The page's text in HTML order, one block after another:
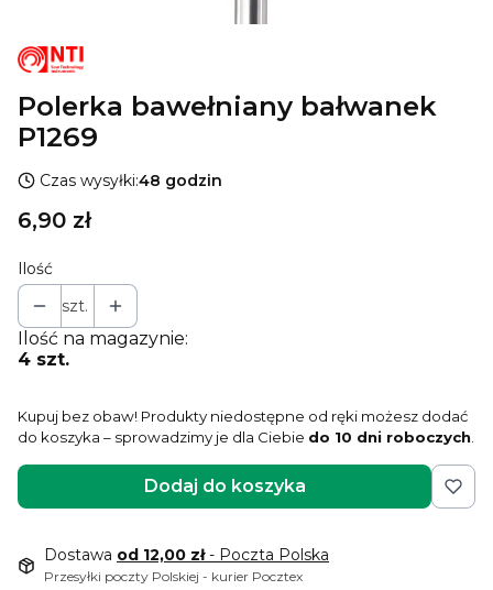
Polerka bawełniany bałwanek
P1269
Czas wysyłki:48 godzin
Cena
6,90 zł
Ilość
szt.
Ilość na magazynie:
4 szt.
Kupuj bez obaw! Produkty niedostępne od ręki możesz dodać
do koszyka – sprowadzimy je dla Ciebie do 10 dni roboczych
Dodaj do koszyka
Dostawa od 12,00 zł- Poczta Polska
Przesyłki poczty Polskiej - kurier Pocztex